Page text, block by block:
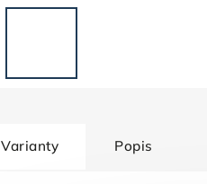
Varianty Popis